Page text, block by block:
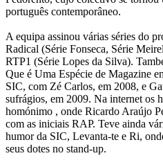
português contemporâneo.
A equipa assinou várias séries do
Radical (Série Fonseca, Série
RTP1 (Série Lopes da Silva).
Que é Uma Espécie de Magazine
SIC, com Zé Carlos, em 2008, e
sufrágios, em 2009. Na internet os
homónimo , onde Ricardo Araújo
com as iniciais RAP. Teve ainda
humor da SIC, Levanta-te e Ri,
seus dotes no stand-up.